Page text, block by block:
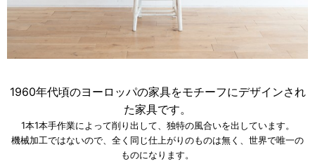
1960年代頃のヨーロッパの家具をモチーフにデザインされ
た家具です。
1本1本手作業によって削り出して、独特の風合いを出しています。
機械加工ではないので、全く同じ仕上がりのものは無く、世界で唯一の
ものになります。